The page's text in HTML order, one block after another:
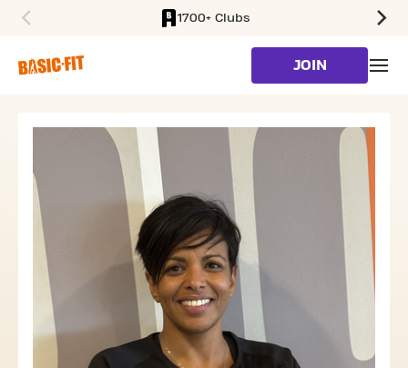
1700+ Clubs
JOIN